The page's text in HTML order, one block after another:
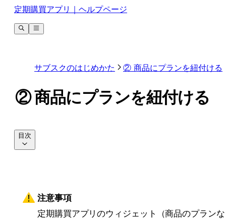
定期購買アプリ｜ヘルプページ
サブスクのはじめかた ② 商品にプランを紐付ける
② 商品にプランを紐付ける
注意事項
定期購買アプリのウィジェット（商品のプラン
目次